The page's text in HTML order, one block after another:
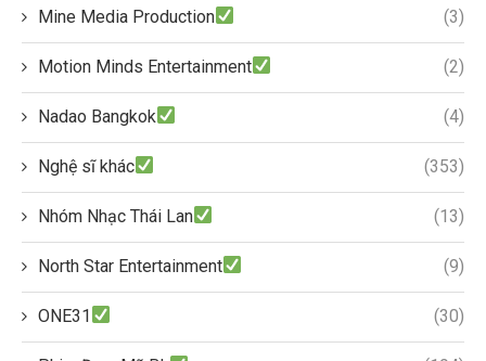
Mine Media Production (3)
Motion Minds Entertainment (2)
Nadao Bangkok (4)
Nghệ sĩ khác (353)
Nhóm Nhạc Thái Lan (13)
North Star Entertainment (9)
ONE31 (30)